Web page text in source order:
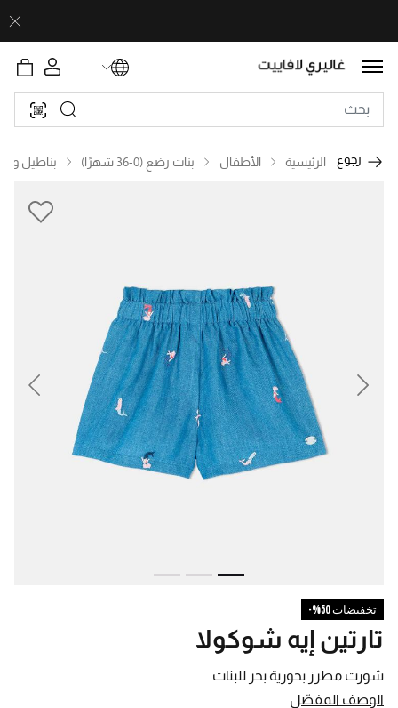
رجوع الرئيسية الأطفال بنات رضع (0-36 شهرًا) بناطيل
Next
تخفيضات 50%-
شورت مطرز بحورية بحر للبنات
تارتين إيه شوكولا
الوصف المفصّل